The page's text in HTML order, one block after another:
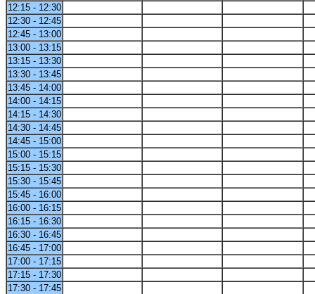
12:15 - 12:30
12:30 - 12:45
12:45 - 13:00
13:00 - 13:15
13:15 - 13:30
13:30 - 13:45
13:45 - 14:00
14:00 - 14:15
14:15 - 14:30
14:30 - 14:45
14:45 - 15:00
15:00 - 15:15
15:15 - 15:30
15:30 - 15:45
15:45 - 16:00
16:00 - 16:15
16:15 - 16:30
16:30 - 16:45
16:45 - 17:00
17:00 - 17:15
17:15 - 17:30
17:30 - 17:45